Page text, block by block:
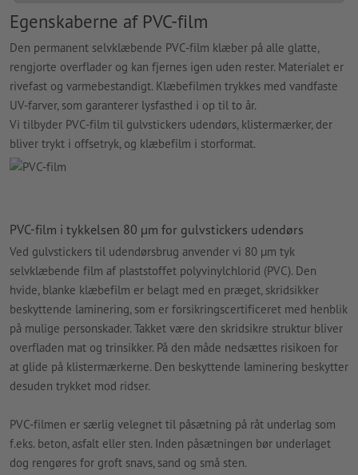
Egenskaberne af PVC-film
Den permanent selvklæbende PVC-film klæber på alle glatte,
rengjorte overflader og kan fjernes igen uden rester. Materialet er
rivefast og varmebestandigt. Klæbefilmen trykkes med vandfaste
UV-farver, som garanterer lysfasthed i op til to år.
Vi tilbyder PVC-film til gulvstickers udendørs, klistermærker, der
bliver trykt i offsetryk, og klæbefilm i storformat.
PVC-film i tykkelsen 80 µm for gulvstickers udendørs
Ved gulvstickers til udendørsbrug anvender vi 80 µm tyk
selvklæbende film af plaststoffet polyvinylchlorid (PVC). Den
hvide, blanke klæbefilm er belagt med en præget, skridsikker
beskyttende laminering, som er forsikringscertificeret med henblik
på mulige personskader. Takket være den skridsikre struktur bliver
overfladen mat og trinsikker. På den måde nedsættes risikoen for
at glide på klistermærkerne. Den beskyttende laminering beskytter
desuden trykket mod ridser.
PVC-filmen er særlig velegnet til påsætning på råt underlag som
f.eks. beton, asfalt eller sten. Inden påsætningen bør underlaget
dog rengøres for groft snavs, sand og små sten.